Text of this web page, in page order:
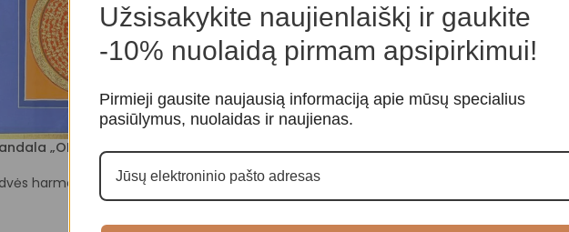
„OM”
harmonijai
Mandalos
75,00€
Mandala „OM”
Erdvės harmonijai
75,00€
-50%
Erdvės harmonijai,
simboliai
Užsisakykite naujienlaiškį ir gaukite
-10% nuolaidą pirmam apsipirkimui!
Pirmieji gausite naujausią informaciją apie mūsų specialius
pasiūlymus, nuolaidas ir naujienas.